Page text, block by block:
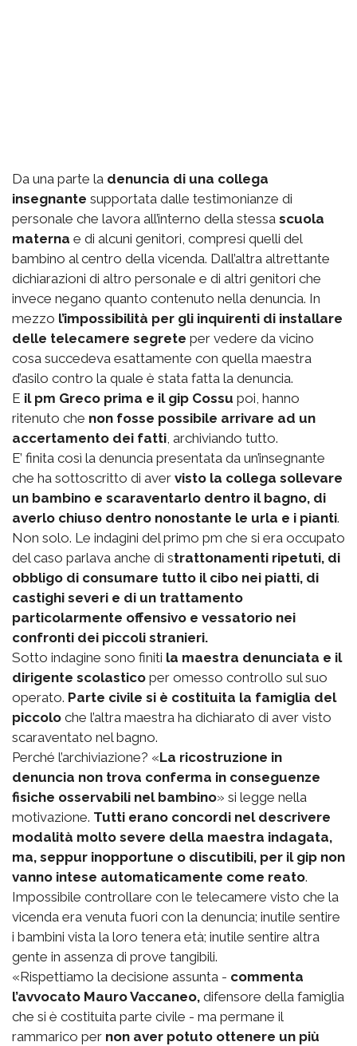
Da una parte la denuncia di una collega
insegnante supportata dalle testimonianze di
personale che lavora all’interno della stessa scuola
materna e di alcuni genitori, compresi quelli del
bambino al centro della vicenda. Dall’altra altrettante
dichiarazioni di altro personale e di altri genitori che
invece negano quanto contenuto nella denuncia. In
mezzo l’impossibilità per gli inquirenti di installare
delle telecamere segrete per vedere da vicino
cosa succedeva esattamente con quella maestra
d’asilo contro la quale è stata fatta la denuncia.
E il pm Greco prima e il gip Cossu poi, hanno
ritenuto che non fosse possibile arrivare ad un
accertamento dei fatti, archiviando tutto.
E’ finita così la denuncia presentata da un’insegnante
che ha sottoscritto di aver visto la collega sollevare
un bambino e scaraventarlo dentro il bagno, di
averlo chiuso dentro nonostante le urla e i pianti.
Non solo. Le indagini del primo pm che si era occupato
del caso parlava anche di strattonamenti ripetuti, di
obbligo di consumare tutto il cibo nei piatti, di
castighi severi e di un trattamento
particolarmente offensivo e vessatorio nei
confronti dei piccoli stranieri.
Sotto indagine sono finiti la maestra denunciata e il
dirigente scolastico per omesso controllo sul suo
operato. Parte civile si è costituita la famiglia del
piccolo che l’altra maestra ha dichiarato di aver visto
scaraventato nel bagno.
Perché l’archiviazione? «La ricostruzione in
denuncia non trova conferma in conseguenze
fisiche osservabili nel bambino» si legge nella
motivazione. Tutti erano concordi nel descrivere
modalità molto severe della maestra indagata,
ma, seppur inopportune o discutibili, per il gip non
vanno intese automaticamente come reato.
Impossibile controllare con le telecamere visto che la
vicenda era venuta fuori con la denuncia; inutile sentire
i bambini vista la loro tenera età; inutile sentire altra
gente in assenza di prove tangibili.
«Rispettiamo la decisione assunta - commenta
l’avvocato Mauro Vaccaneo, difensore della famiglia
che si è costituita parte civile - ma permane il
rammarico per non aver potuto ottenere un più